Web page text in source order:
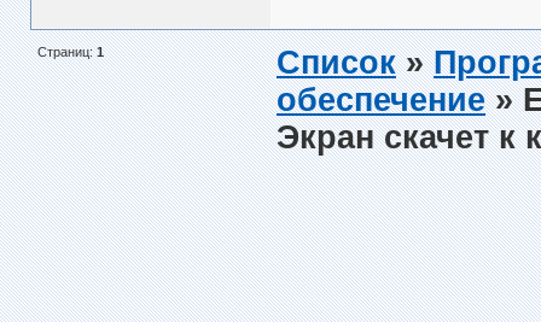
Страниц:1 Список»
обеспечение»
Экран скачет к